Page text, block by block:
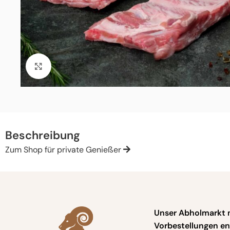
Click to enlarge
Beschreibung
Zum Shop für private Genießer
Unser Abholmarkt
Vorbestellungen